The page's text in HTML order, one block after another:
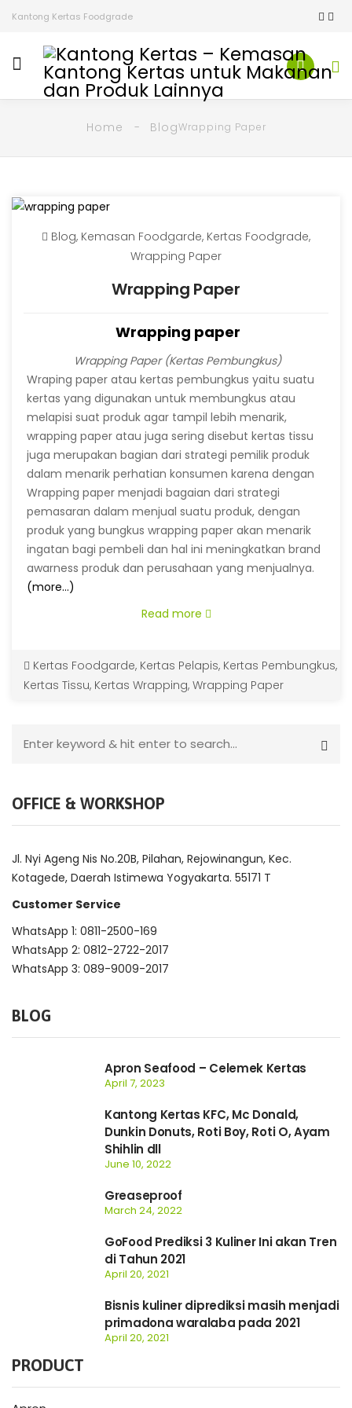
Kantong Kertas Foodgrade
Home BlogWrapping Paper
Blog, Kemasan Foodgarde, Kertas Foodgrade,
Wrapping Paper
Wrapping Paper
Wrapping paper
Wrapping Paper (Kertas Pembungkus)
Wraping paper atau kertas pembungkus yaitu suatu
kertas yang digunakan untuk membungkus atau
melapisi suat produk agar tampil lebih menarik,
wrapping paper atau juga sering disebut kertas tissu
juga merupakan bagian dari strategi pemilik produk
dalam menarik perhatian konsumen karena dengan
wrapping paper yang dicetak menggunakan doodle
logo atau susunan logo menjadikan produk menjadi
premium dan tampil elegan.
Wrapping paper menjadi bagaian dari strategi
pemasaran dalam menjual suatu produk, dengan
produk yang bungkus wrapping paper akan menarik
ingatan bagi pembeli dan hal ini meningkatkan brand
awarness produk dan perusahaan yang menjualnya.
(more…)
Read more
Kertas Foodgarde, Kertas Pelapis, Kertas Pembungkus,
Kertas Tissu, Kertas Wrapping, Wrapping Paper
OFFICE & WORKSHOP
Jl. Nyi Ageng Nis No.20B, Pilahan, Rejowinangun, Kec.
Kotagede, Daerah Istimewa Yogyakarta. 55171 T
Customer Service
WhatsApp 1: 0811-2500-169
WhatsApp 2: 0812-2722-2017
WhatsApp 3: 089-9009-2017
BLOG
Apron Seafood – Celemek Kertas
April 7, 2023
Kantong Kertas KFC, Mc Donald,
Dunkin Donuts, Roti Boy, Roti O, Ayam
Shihlin dll
June 10, 2022
Greaseproof
March 24, 2022
GoFood Prediksi 3 Kuliner Ini akan Tren
di Tahun 2021
April 20, 2021
Bisnis kuliner diprediksi masih menjadi
primadona waralaba pada 2021
April 20, 2021
PRODUCT